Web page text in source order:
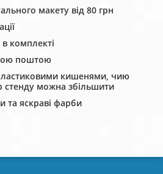
макету від 80 грн
комплекті
поштою
кишенями, чию
стенду можна збільшити
та яскраві фарби